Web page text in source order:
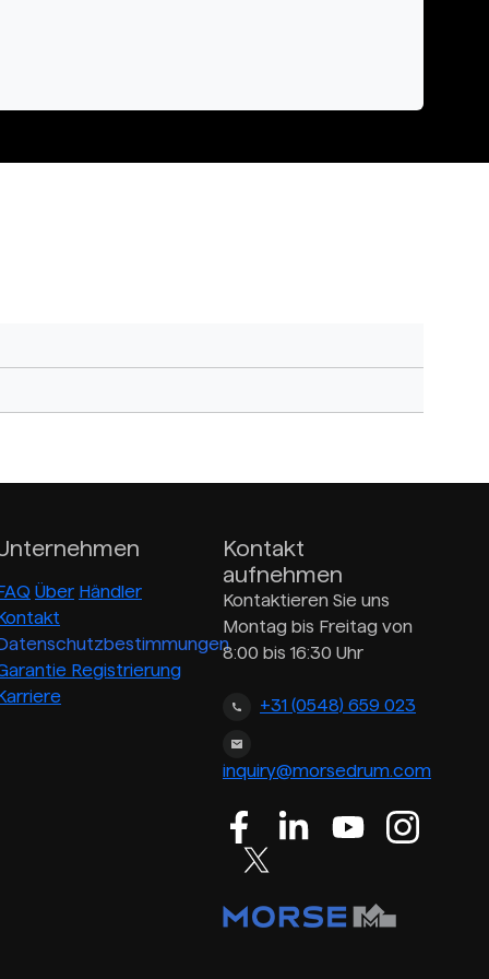
Über Händler
Registrierung
Kontakt
aufnehmen
Kontaktieren Sie uns
Montag bis Freitag von
8:00 bis 16:30 Uhr
+31 (0548) 659 023
inquiry@morsedrum.com